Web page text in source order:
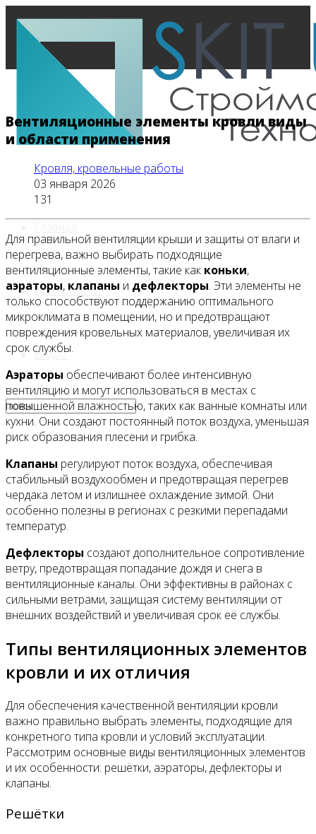
Все новости
Видео
Вентиляционные элементы кровли виды
и области применения
Кровля, кровельные работы
03 января 2026
131
Для правильной вентиляции крыши и защиты от влаги и
перегрева, важно выбирать подходящие
вентиляционные элементы, такие как коньки,
аэраторы, клапаны и дефлекторы. Эти элементы не
только способствуют поддержанию оптимального
микроклимата в помещении, но и предотвращают
повреждения кровельных материалов, увеличивая их
срок службы.
Аэраторы обеспечивают более интенсивную
вентиляцию и могут использоваться в местах с
повышенной влажностью, таких как ванные комнаты или
кухни. Они создают постоянный поток воздуха, уменьшая
риск образования плесени и грибка.
Клапаны регулируют поток воздуха, обеспечивая
стабильный воздухообмен и предотвращая перегрев
чердака летом и излишнее охлаждение зимой. Они
особенно полезны в регионах с резкими перепадами
температур.
Дефлекторы создают дополнительное сопротивление
ветру, предотвращая попадание дождя и снега в
вентиляционные каналы. Они эффективны в районах с
сильными ветрами, защищая систему вентиляции от
внешних воздействий и увеличивая срок её службы.
Типы вентиляционных элементов
кровли и их отличия
Для обеспечения качественной вентиляции кровли
важно правильно выбрать элементы, подходящие для
конкретного типа кровли и условий эксплуатации.
Рассмотрим основные виды вентиляционных элементов
и их особенности: решётки, аэраторы, дефлекторы и
клапаны.
Решётки